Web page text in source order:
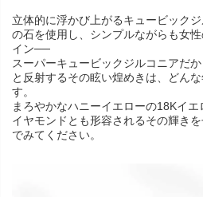
立体的に浮かび上がるキュービック
の石を使用し、シンプルながらも女
イン──
スーパーキュービックジルコニアだ
と反射するその眩い煌めきは、どん
す。
まろやかなハニーイエローの18Kイ
イヤモンドとも形容されるその輝き
でみてください。